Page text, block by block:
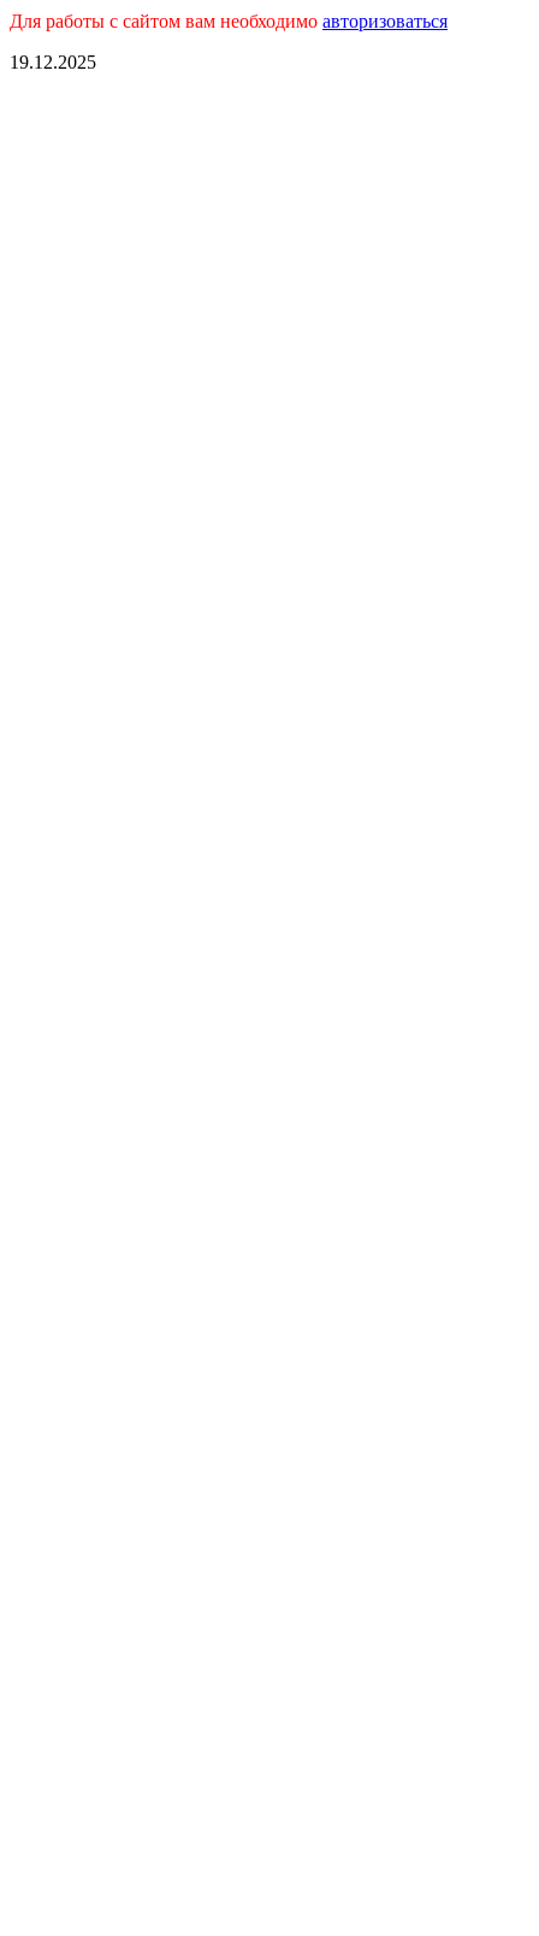
Для работы с сайтом вам необходимо авторизоваться
19.12.2025